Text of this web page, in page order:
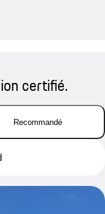
certifié.
Recommandé